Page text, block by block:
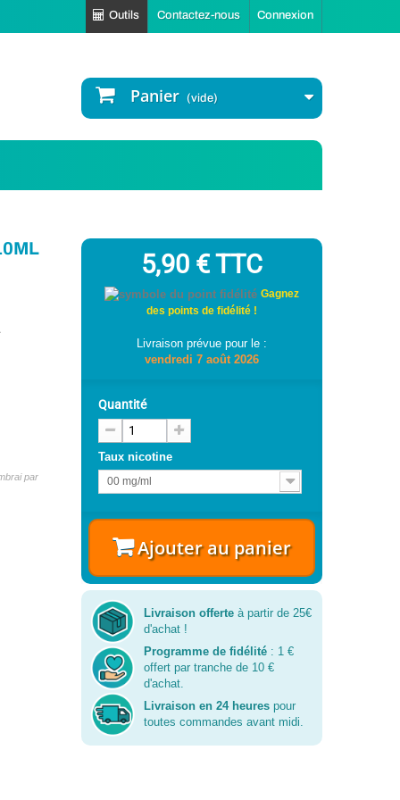
Connexion
Contactez-nous
Outils
Panier (vide)
par
5,90 €TTC
Gagnez
des points de fidélité !
Livraison prévue pour le :
vendredi 7 août 2026
Quantité
Taux nicotine
00 mg/ml
Ajouter au panier
Livraison offerteà partir de 25€
d'achat !
Programme de fidélité: 1 €
offert par tranche de 10 €
d'achat.
Livraison en 24 heurespour
toutes commandes avant midi.